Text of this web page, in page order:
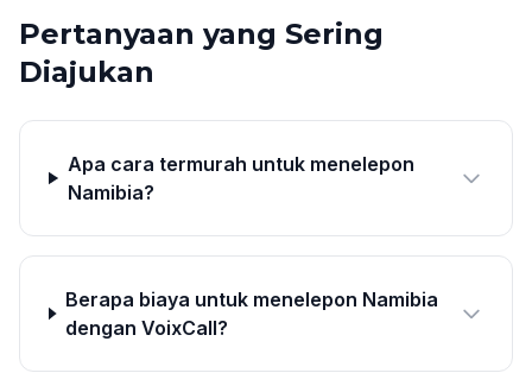
Pertanyaan yang Sering
Diajukan
Apa cara termurah untuk menelepon
Namibia?
Berapa biaya untuk menelepon Namibia
dengan VoixCall?